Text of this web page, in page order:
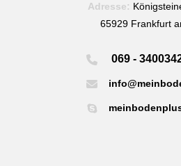
Adresse:
65929 Frankfurt
069 -